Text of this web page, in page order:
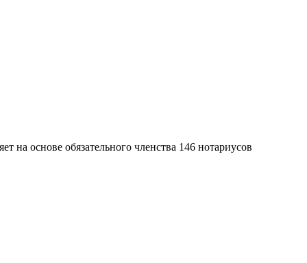
на основе обязательного членства 146 нотариусов